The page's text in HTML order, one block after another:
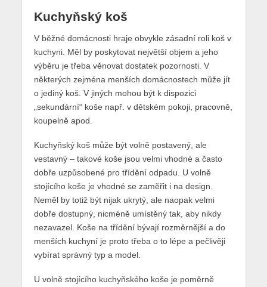
Kuchyňský koš
V běžné domácnosti hraje obvykle zásadní roli koš v
kuchyni. Měl by poskytovat největší objem a jeho
výběru je třeba věnovat dostatek pozornosti. V
některých zejména menších domácnostech může jít
o jediný koš. V jiných mohou být k dispozici
„sekundární“ koše např. v dětském pokoji, pracovně,
koupelně apod.
Kuchyňský koš může být volně postavený, ale
vestavný – takové koše jsou velmi vhodné a často
dobře uzpůsobené pro třídění odpadu. U volně
stojícího koše je vhodné se zaměřit i na design.
Neměl by totiž být nijak ukrytý, ale naopak velmi
dobře dostupný, nicméně umístěný tak, aby nikdy
nezavazel. Koše na třídění bývají rozměrnější a do
menších kuchyní je proto třeba o to lépe a pečlivěji
vybírat správný typ a model.
U volně stojícího kuchyňského koše je poměrně